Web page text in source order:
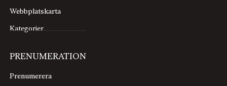
Webbplatskarta
Kategorier
PRENUMERATION
Prenumerera